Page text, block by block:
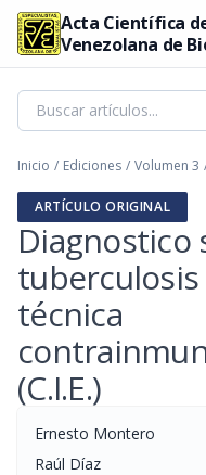
Acta Científica
Venezolana de
Especialistas
Inicio / Ediciones / Volumen 3
ARTÍCULO ORIGINAL
Diagnostico
técnica
(C.I.E.)
Ernesto Montero
Raúl Díaz